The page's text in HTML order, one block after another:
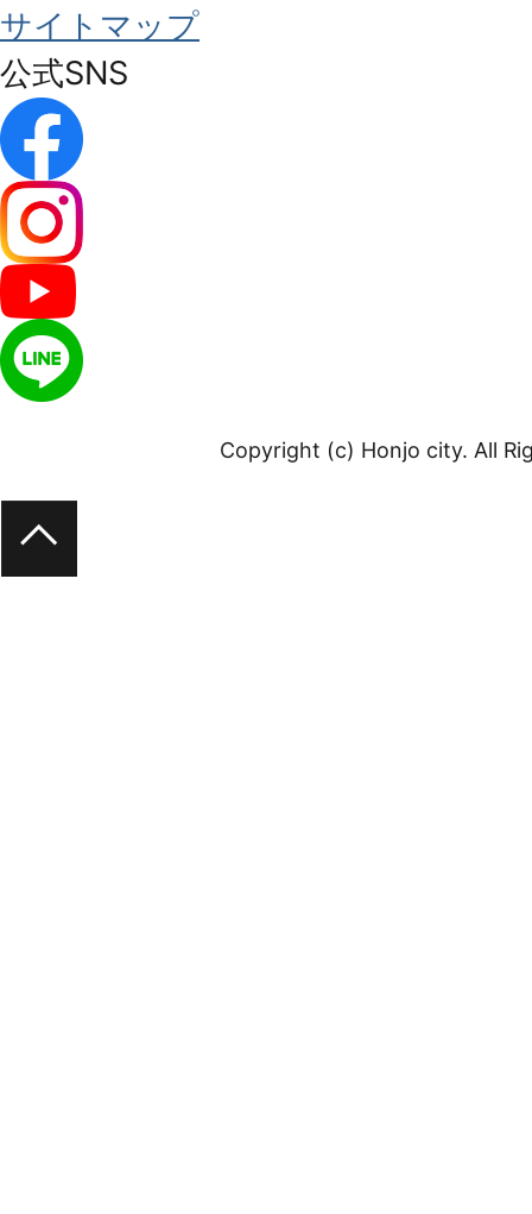
サイトマップ
公式SNS
Copyright (c) Honjo city. All